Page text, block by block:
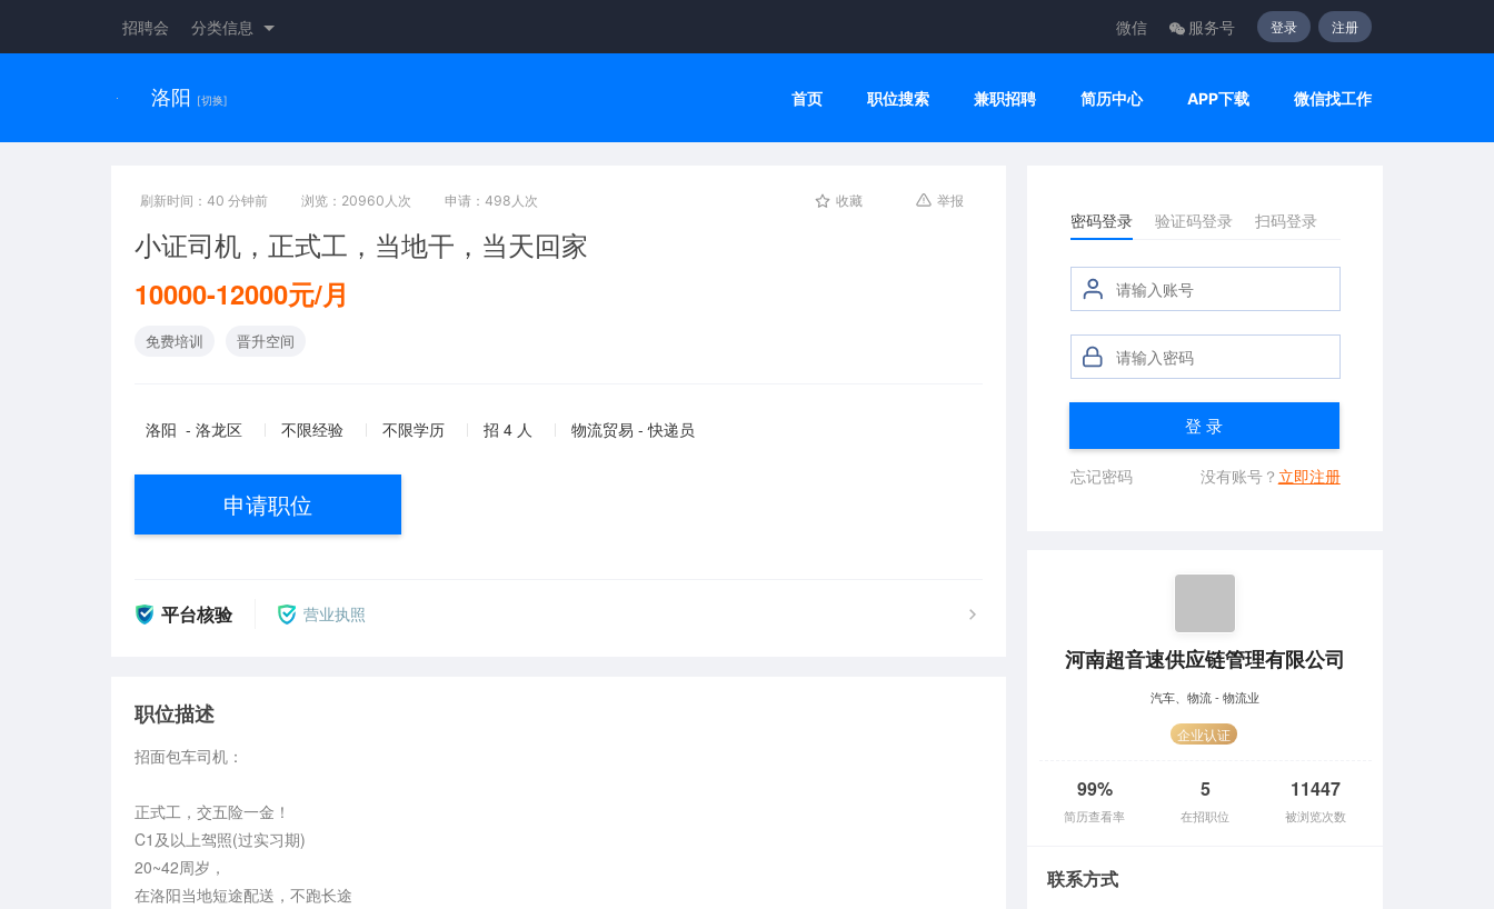
招聘会 分类信息 微信 服务号 登录 注册
洛阳 [切换] 首页 职位搜索 兼职招聘 简历中心 APP下载 微信找工作
刷新时间：40 分钟前 浏览：20960人次 申请：498人次 收藏 举报
小证司机，正式工，当地干，当天回家
10000-12000元/月
免费培训 晋升空间
洛阳 - 洛龙区 不限经验 不限学历 招 4 人 物流贸易 - 快递员
申请职位
平台核验 营业执照
职位描述
招面包车司机：
正式工，交五险一金！
C1及以上驾照(过实习期)
20~42周岁，
在洛阳当地短途配送，不跑长途
密码登录 验证码登录 扫码登录
登 录
忘记密码 没有账号？ 立即注册
河南超音速供应链管理有限公司
汽车、物流 - 物流业
企业认证
99%
简历查看率
5
在招职位
11447
被浏览次数
联系方式